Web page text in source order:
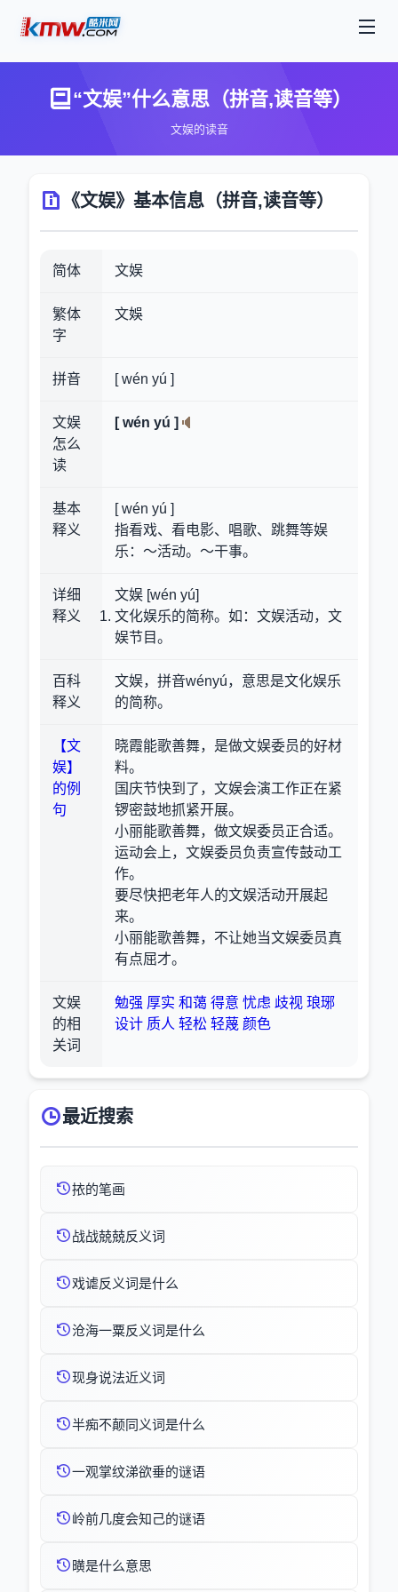
“文娱”什么意思（拼音,读音等）
文娱的读音
《文娱》基本信息（拼音,读音等）
简体 文娱
繁体
字
文娛
拼音 [ wén yú ]
文娱
怎么
读
[ wén yú ]
基本
释义
[ wén yú ]
指看戏、看电影、唱歌、跳舞等娱
乐：～活动。～干事。
详细
释义
文娱 [wén yú]
文化娱乐的简称。如：文娱活动，文
娱节目。
百科
释义
文娱，拼音wényú，意思是文化娱乐
的简称。
【文
娱】
的例
句
晓霞能歌善舞，是做文娱委员的好材
料。
国庆节快到了，文娱会演工作正在紧
锣密鼓地抓紧开展。
小丽能歌善舞，做文娱委员正合适。
运动会上，文娱委员负责宣传鼓动工
作。
要尽快把老年人的文娱活动开展起
来。
小丽能歌善舞，不让她当文娱委员真
有点屈才。
文娱
的相
关词
勉强 厚实 和蔼 得意 忧虑 歧视 琅琊
设计 质人 轻松 轻蔑 颜色
最近搜索
挔的笔画
战战兢兢反义词
戏谑反义词是什么
沧海一粟反义词是什么
现身说法近义词
半痴不颠同义词是什么
一观掌纹涕欲垂的谜语
岭前几度会知己的谜语
曂是什么意思